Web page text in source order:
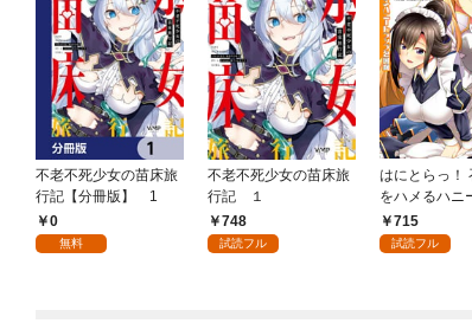
不老不死少女の苗床旅
行記【分冊版】 1
0
無料
不老不死少女の苗床旅
行記 １
748
試読フル
はにとらっ！
をハメるハニ
プ包囲網 1
715
試読フル